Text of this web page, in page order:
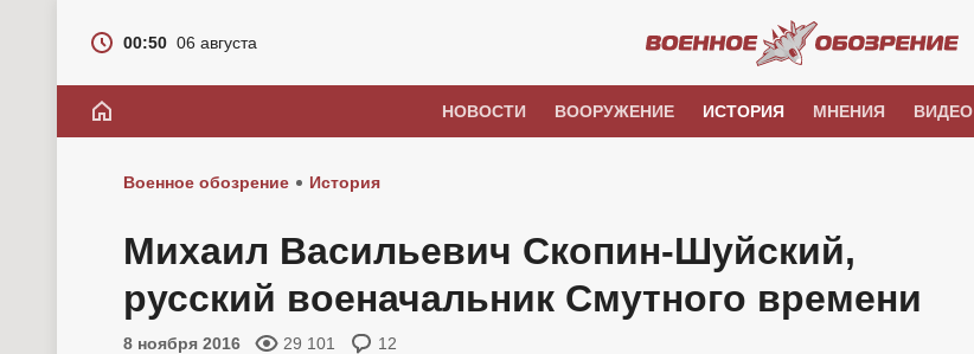
00:50 06 августа
НОВОСТИ ВООРУЖЕНИЕ ИСТОРИЯ МНЕНИЯ ВИДЕО
Военное обозрение История
Михаил Васильевич Скопин-Шуйский,
русский военачальник Смутного времени
8 ноября 2016 29 101 12